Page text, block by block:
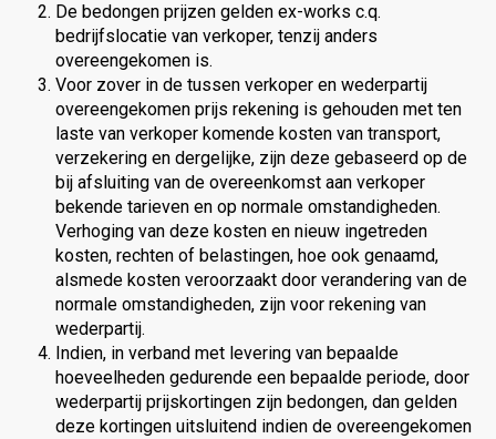
De bedongen prijzen gelden ex-works c.q.
bedrijfslocatie van verkoper, tenzij anders
overeengekomen is.
Voor zover in de tussen verkoper en wederpartij
overeengekomen prijs rekening is gehouden met ten
laste van verkoper komende kosten van transport,
verzekering en dergelijke, zijn deze gebaseerd op de
bij afsluiting van de overeenkomst aan verkoper
bekende tarieven en op normale omstandigheden.
Verhoging van deze kosten en nieuw ingetreden
kosten, rechten of belastingen, hoe ook genaamd,
alsmede kosten veroorzaakt door verandering van de
normale omstandigheden, zijn voor rekening van
wederpartij.
Indien, in verband met levering van bepaalde
hoeveelheden gedurende een bepaalde periode, door
wederpartij prijskortingen zijn bedongen, dan gelden
deze kortingen uitsluitend indien de overeengekomen